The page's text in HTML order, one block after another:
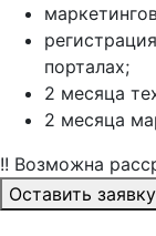
порталах;
2 месяца
2 месяца
!! Возможна
Оставить заявку